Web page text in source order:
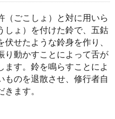
（ごこしょ）と対に用いら
しょ）を付けた鈴で、五鈷
せたような鈴身を作り、
り動かすことによって舌が
ます。鈴を鳴らすことによ
ものを退散させ、修行者自
ます。